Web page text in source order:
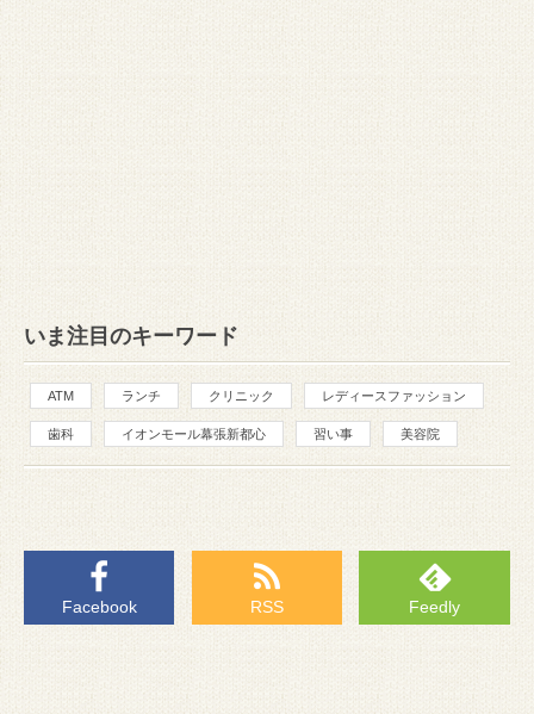
いま注目のキーワード
ATM ランチ クリニック レディースファッション
歯科 イオンモール幕張新都心 習い事 美容院
Facebook RSS Feedly